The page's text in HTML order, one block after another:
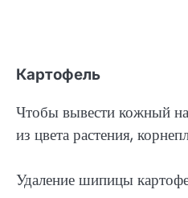
Картофель
Чтобы вывести кожный
из цвета растения,
Удаление шипицы